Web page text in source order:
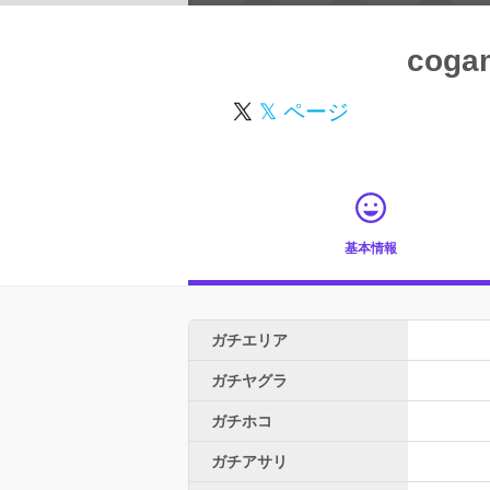
𝕏 ページ
基本情報
ガチエリア
ガチヤグラ
ガチホコ
ガチアサリ